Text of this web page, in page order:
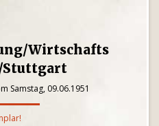
Wirtschafts
Stuttgart
Samstag, 09.06.1951